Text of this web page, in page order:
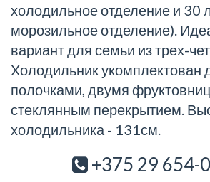
холодильное отделение и 30
морозильное отделение).
вариант для семьи из трех-
Холодильник укомплектован
полочками, двумя
стеклянным перекрытием.
холодильника - 131см.
+375 29 654-